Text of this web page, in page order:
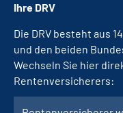
Ihre DRV
Die DRV besteht aus
und den beiden
Wechseln Sie hier
Rentenversicherers: